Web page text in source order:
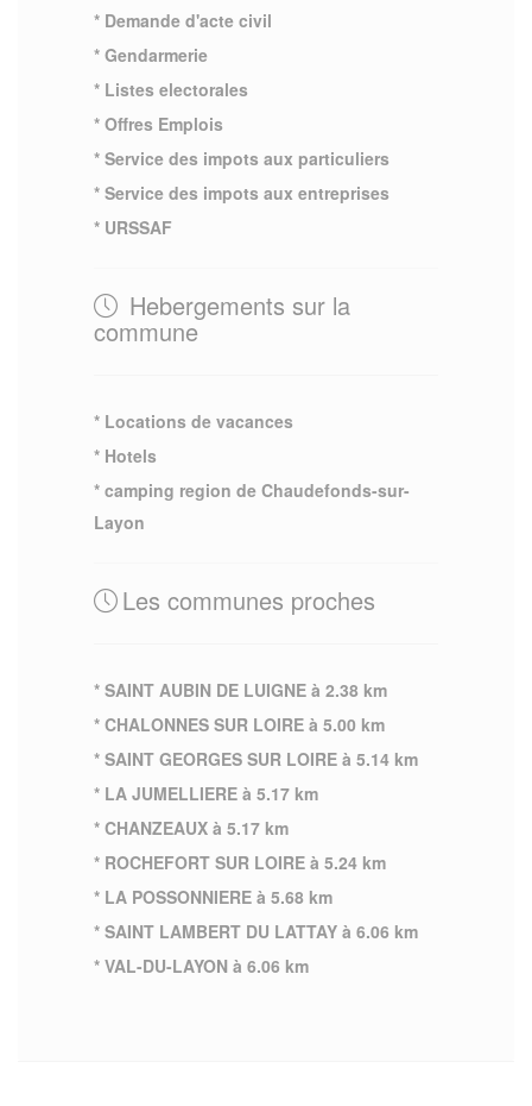
* Demande d'acte civil
* Gendarmerie
* Listes electorales
* Offres Emplois
* Service des impots aux particuliers
* Service des impots aux entreprises
* URSSAF
Hebergements sur la
commune
* Locations de vacances
* Hotels
* camping region de Chaudefonds-sur-
Layon
Les communes proches
* SAINT AUBIN DE LUIGNE à 2.38 km
* CHALONNES SUR LOIRE à 5.00 km
* SAINT GEORGES SUR LOIRE à 5.14 km
* LA JUMELLIERE à 5.17 km
* CHANZEAUX à 5.17 km
* ROCHEFORT SUR LOIRE à 5.24 km
* LA POSSONNIERE à 5.68 km
* SAINT LAMBERT DU LATTAY à 6.06 km
* VAL-DU-LAYON à 6.06 km